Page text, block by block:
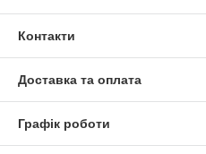
Контакти
Доставка та оплата
Графік роботи